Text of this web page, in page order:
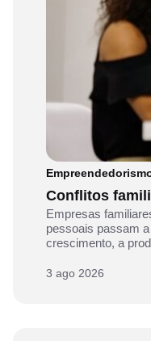
Conflitos
Empresas
pessoais passam
crescimento, a
3 ago 2026